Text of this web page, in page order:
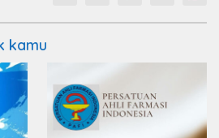
kamu